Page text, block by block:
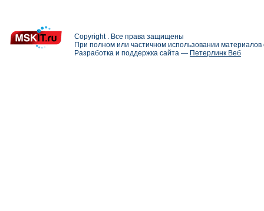
Copyright . Все права защищены
При полном или частичном использовании
Разработка и поддержка сайта — Петерлинк Веб